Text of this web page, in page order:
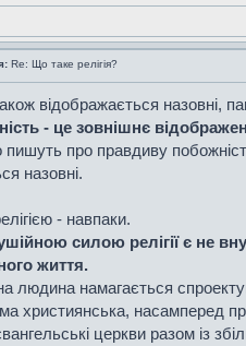
Re: Що таке релігія?
відображається назовні,
- це зовнішнє
пишуть про правдиву
назовні.
- навпаки.
силою релігії є не
життя.
людина намагається
християнська, насамперед
церкви разом із